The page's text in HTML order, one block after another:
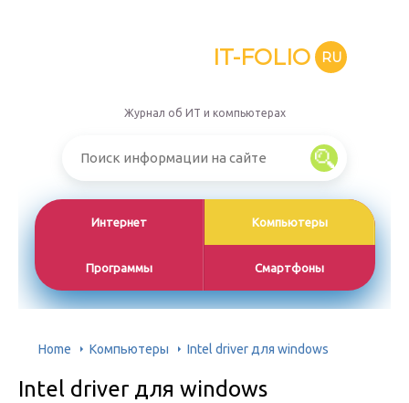
IT-FOLIO RU
Журнал об ИТ и компьютерах
Интернет Компьютеры
Программы Смартфоны
Home Компьютеры Intel driver для windows
Intel driver для windows